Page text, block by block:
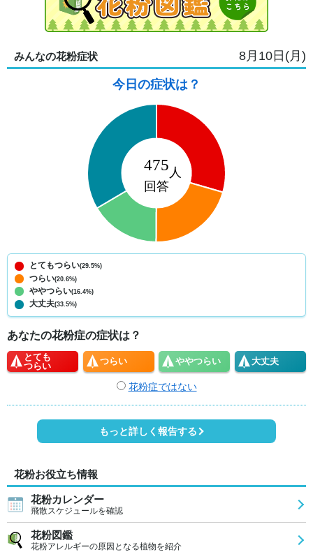
みんなの花粉症状 8月10日(月)
今日の症状は？
とてもつらい(29.5%)
つらい(20.6%)
ややつらい(16.4%)
大丈夫(33.5%)
あなたの花粉症の症状は？
とても
つらい
つらい ややつらい 大丈夫
花粉症ではない
もっと詳しく報告する
花粉お役立ち情報
花粉カレンダー
飛散スケジュールを確認
花粉図鑑
花粉アレルギーの原因となる植物を紹介